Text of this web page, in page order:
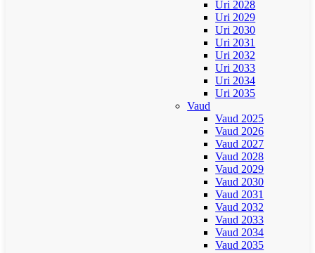
Uri 2028
Uri 2029
Uri 2030
Uri 2031
Uri 2032
Uri 2033
Uri 2034
Uri 2035
Vaud
Vaud 2025
Vaud 2026
Vaud 2027
Vaud 2028
Vaud 2029
Vaud 2030
Vaud 2031
Vaud 2032
Vaud 2033
Vaud 2034
Vaud 2035